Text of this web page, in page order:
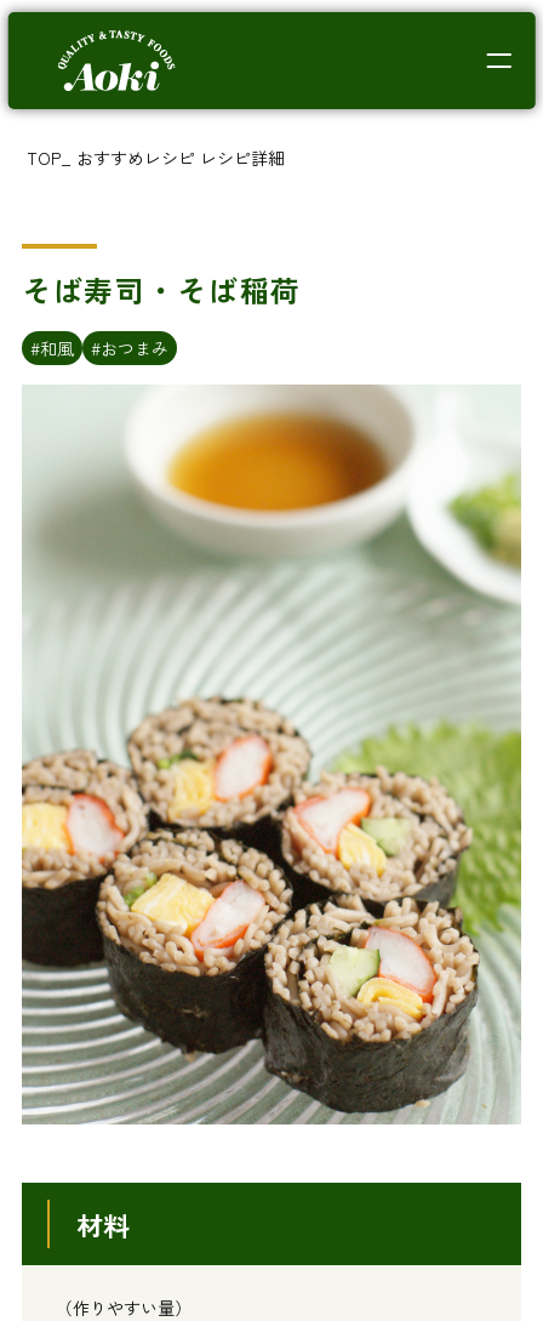
TOP おすすめレシピ レシピ詳細
そば寿司・そば稲荷
#和風 #おつまみ
材料
（作りやすい量）